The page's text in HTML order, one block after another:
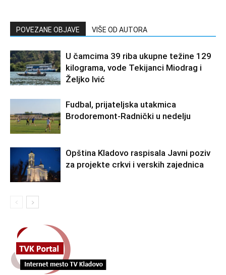
POVEZANE OBJAVE VIŠE OD AUTORA
U čamcima 39 riba ukupne težine 129
kilograma, vode Tekijanci Miodrag i
Željko Ivić
Fudbal, prijateljska utakmica
Brodoremont-Radnički u nedelju
Opština Kladovo raspisala Javni poziv
za projekte crkvi i verskih zajednica